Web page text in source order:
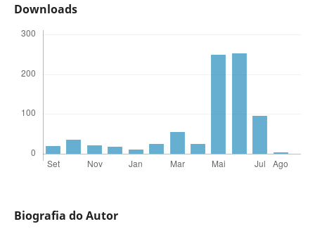
Downloads
Biografia do Autor